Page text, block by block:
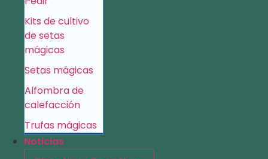
Kits de cultivo
de setas
mágicas
Setas mágicas
Alfombra de
calefacción
Trufas mágicas
Noticias